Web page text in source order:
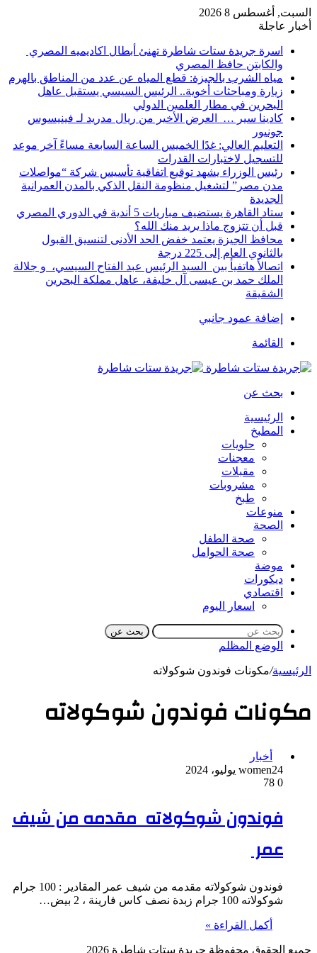
السبت, أغسطس 8 2026
أخبار عاجلة
اسرة جريدة ستات شاطرة تهنئ أبطال اكاديميه المصري
والكابتن حافظ المصري
مياه الشرب بالجيزة: قطع المياه عن عدد من المناطق بالهرم
زيارة ومباحثات أخوية.. الرئيس السيسي يستقبل عاهل
البحرين في مطار العلمين الدولي
كادينا سير … العرض الأخير من ريال مدريد لـ فينيسوس
جونيور
التعليم العالي: غدًا الخميس الساعة السابعة مساءً آخر موعد
للتسجيل لاختبارات القدرات
رئيس الوزراء يشهد توقيع اتفاقية تأسيس شركة “مواصلات
مدن مصر” لتشغيل منظومة النقل الذكي بالمدن العمرانية
الجديدة
ستاد القاهرة يستضيف مباريات 5 أندية في الدوري المصري
قبل أن تتزوج ماذا يريد منك الله؟
محافظ الجيزة يعتمد خفض الحد الأدنى لتنسيق القبول
بالثانوي العام إلى 225 درجة
اتصالأ هاتفيأ بين السيد الرئيس عبد الفتاح السيسي، و جلالة
الملك حمد بن عيسى آل خليفة، عاهل مملكة البحرين
الشقيقة
إضافة عمود جانبي
القائمة
بحث عن
الرئيسية
المطبخ
حلويات
معجنات
مقبلات
مشروبات
طبخ
منوعات
الصحة
صحة الطفل
صحة الحوامل
موضة
ديكورات
اقتصادي
اسعار اليوم
بحث عن
الوضع المظلم
الرئيسية/مكونات فوندون شوكولاته
مكونات فوندون شوكولاته
أخبار
women24 يوليو، 2024
0
فوندون شوكولاته مقدمه من شيف
عمر
فوندون شوكولاته مقدمه من شيف عمر المقادير : 100 جرام
شوكولاته 100 جرام زبدة نصف كاس فارينة ، 2 بيض…
أكمل القراءة »
جميع الحقوق محفوظة جريدة ستات شاطرة 2026